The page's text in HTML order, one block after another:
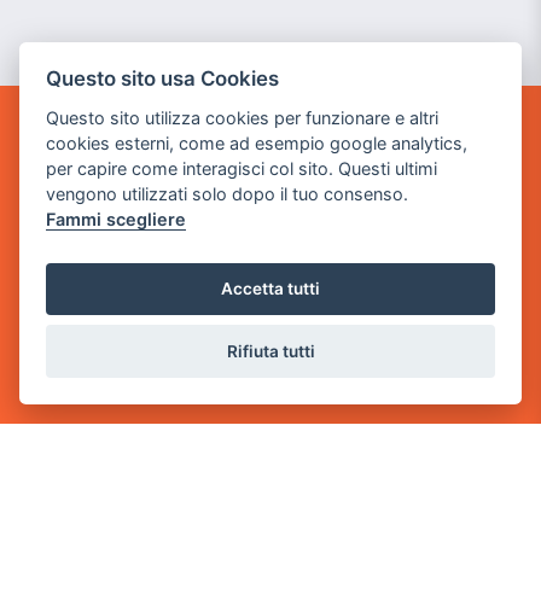
POWER GAME SRL
Sede Legale
via Villaggio dei Platani, 3
via Industriale, 2 - 25082 Botticino, BS
Questo sito usa Cookies
Questo sito utilizza cookies per funzionare e altri
cookies esterni, come ad esempio google analytics,
per capire come interagisci col sito. Questi ultimi
vengono utilizzati solo dopo il tuo consenso.
Fammi scegliere
Accetta tutti
Rifiuta tutti